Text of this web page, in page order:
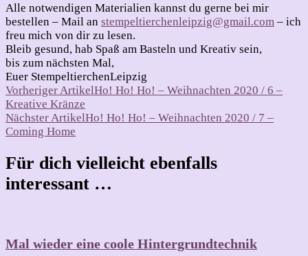
Alle notwendigen Materialien kannst du gerne bei mir
bestellen – Mail an stempeltierchenleipzig@gmail.com – ich
freu mich von dir zu lesen.
Bleib gesund, hab Spaß am Basteln und Kreativ sein,
bis zum nächsten Mal,
Euer StempeltierchenLeipzig
Beitragsnavigation
Vorheriger ArtikelHo! Ho! Ho! – Weihnachten 2020 / 6 –
Kreative Kränze
Nächster ArtikelHo! Ho! Ho! – Weihnachten 2020 / 7 –
Coming Home
Für dich vielleicht ebenfalls
interessant …
Mal wieder eine coole Hintergrundtechnik